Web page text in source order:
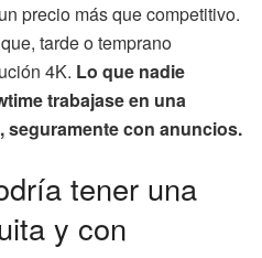
precio más que competitivo.
tarde o temprano
4K. Lo que nadie
trabajase en una
con anuncios.
tener una
y con